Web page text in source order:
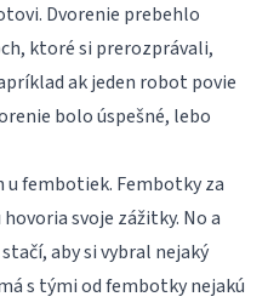
Dvorenie prebehlo
ktoré si prerozprávali,
ak jeden robot povie
bolo úspešné, lebo
u fembotiek. Fembotky za
svoje zážitky. No a
aby si vybral nejaký
s tými od fembotky nejakú